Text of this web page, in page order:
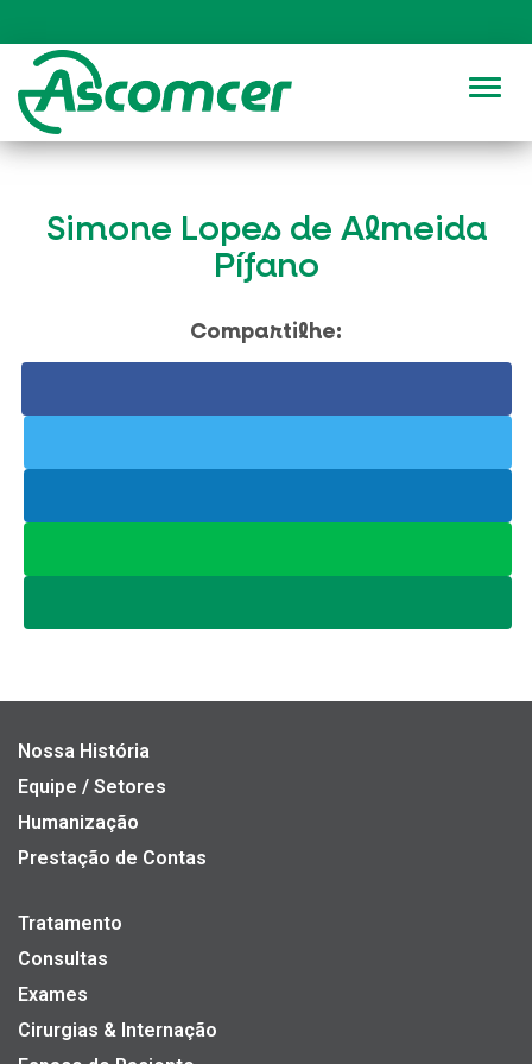
Simone Lopes de Almeida
Pífano
Compartilhe:
Nossa História
Equipe / Setores
Humanização
Prestação de Contas
Tratamento
Consultas
Exames
Cirurgias & Internação